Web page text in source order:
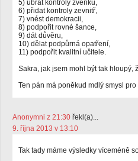
5) ubrat kontroly zvenku,
6) přidat kontroly zevnitř,
7) vnést demokracii,
8) podpořit rovné šance,
9) dát důvěru,
10) dělat podpůrná opatření,
11) podpořit kvalitní učitele.
Sakra, jak jsem mohl být tak hloupý,
Ten pán má poněkud mdlý smysl pro
Anonymni z 21:30 řekl(a)...
9. října 2013 v 13:10
Tak tady máme výsledky víceméně